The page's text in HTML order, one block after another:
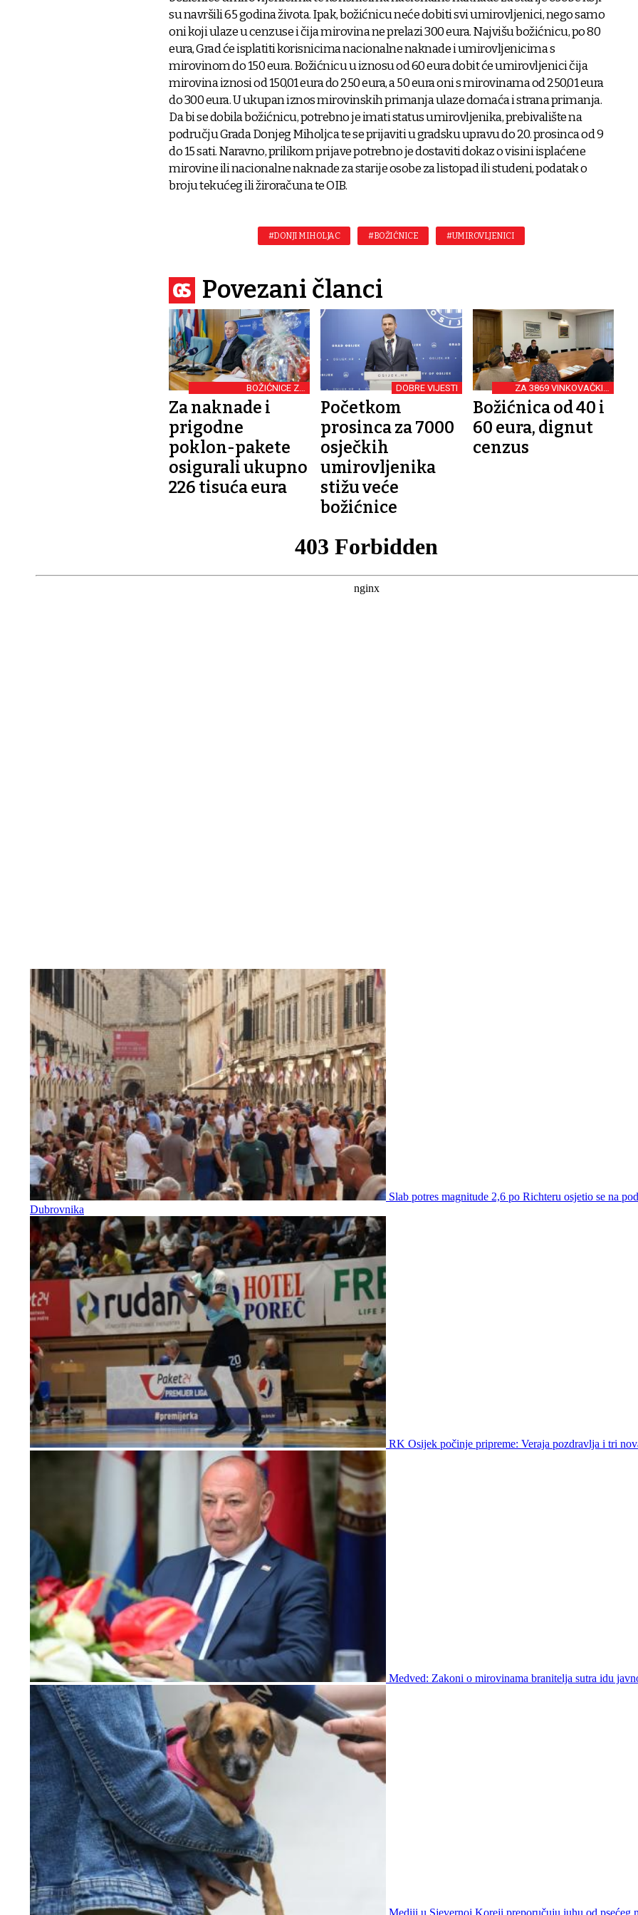
su navršili 65 godina života. Ipak, božićnicu neće dobiti svi umirovljenici, nego samo
oni koji ulaze u cenzuse i čija mirovina ne prelazi 300 eura. Najvišu božićnicu, po 80
eura, Grad će isplatiti korisnicima nacionalne naknade i umirovljenicima s
mirovinom do 150 eura. Božićnicu u iznosu od 60 eura dobit će umirovljenici čija
mirovina iznosi od 150,01 eura do 250 eura, a 50 eura oni s mirovinama od 250,01 eura
do 300 eura. U ukupan iznos mirovinskih primanja ulaze domaća i strana primanja.
Da bi se dobila božićnicu, potrebno je imati status umirovljenika, prebivalište na
području Grada Donjeg Miholjca te se prijaviti u gradsku upravu do 20. prosinca od 9
do 15 sati. Naravno, prilikom prijave potrebno je dostaviti dokaz o visini isplaćene
mirovine ili nacionalne naknade za starije osobe za listopad ili studeni, podatak o
broju tekućeg ili žiroračuna te OIB.
#DONJI MIHOLJAC #BOŽIĆNICE #UMIROVLJENICI
Povezani članci
BOŽIĆNICE ZA
VUKOVARSKE
UMIROVLJENIKE
Za naknade i
prigodne
poklon-pakete
osigurali ukupno
226 tisuća eura
DOBRE VIJESTI
Početkom
prosinca za 7000
osječkih
umirovljenika
stižu veće
božićnice
ZA 3869 VINKOVAČKIH
UMIROVLJENIKA
Božićnica od 40 i
60 eura, dignut
cenzus
Slab potres magnitude 2,6 po Richteru osjetio se na
Dubrovnika
RK Osijek počinje pripreme: Veraja pozdravlja i tri
Medved: Zakoni o mirovinama branitelja sutra idu